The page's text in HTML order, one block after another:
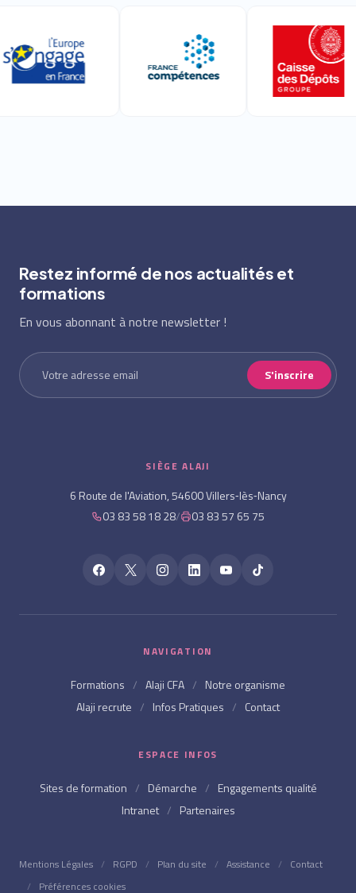
Restez informé de nos actualités et
formations
En vous abonnant à notre newsletter !
S'inscrire
SIÈGE ALAJI
6 Route de l'Aviation, 54600 Villers‑lès‑Nancy
03 83 58 18 28/ 03 83 57 65 75
NAVIGATION
Formations / Alaji CFA / Notre organisme
Alaji recrute / Infos Pratiques / Contact
ESPACE INFOS
Sites de formation / Démarche / Engagements qualité
Intranet / Partenaires
Mentions Légales / RGPD / Plan du site / Assistance /
Contact
/
Préférences cookies